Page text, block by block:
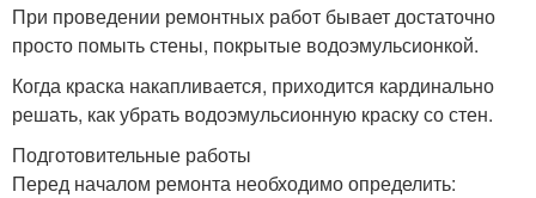
При проведении ремонтных работ бывает достаточно
просто помыть стены, покрытые водоэмульсионкой.
Когда краска накапливается, приходится кардинально
решать, как убрать водоэмульсионную краску со стен.
Подготовительные работы
Перед началом ремонта необходимо определить: